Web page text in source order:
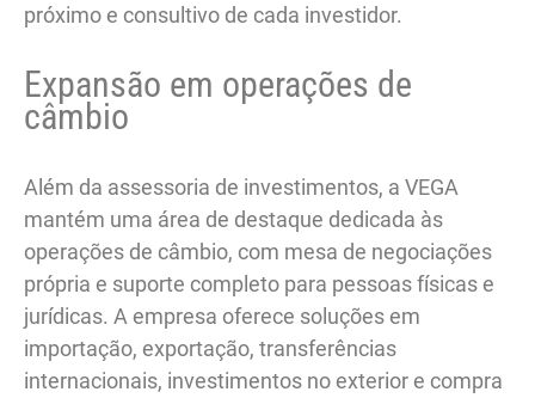
próximo e consultivo de cada investidor.
Expansão em operações de
câmbio
Além da assessoria de investimentos, a VEGA
mantém uma área de destaque dedicada às
operações de câmbio, com mesa de negociações
própria e suporte completo para pessoas físicas e
jurídicas. A empresa oferece soluções em
importação, exportação, transferências
internacionais, investimentos no exterior e compra